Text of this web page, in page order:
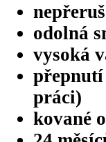
odolná
vysoká
práci)
kované